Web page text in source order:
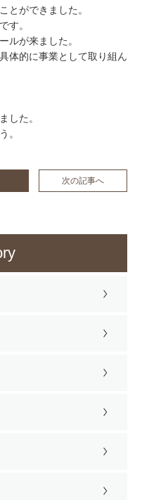
とができました。
す。
ルが来ました。
体的に事業として取り組ん
した。
。
次の記事へ